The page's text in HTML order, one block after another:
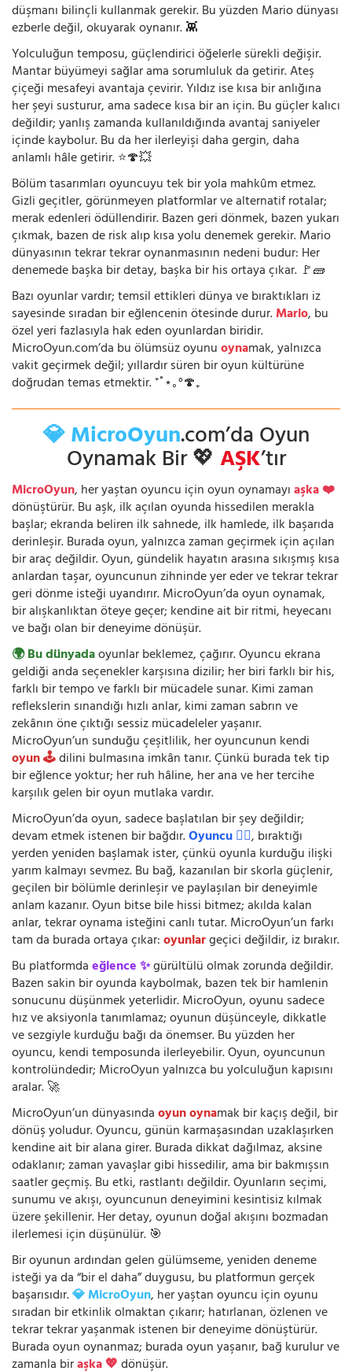
düşmanı bilinçli kullanmak gerekir. Bu yüzden Mario dünyası
ezberle değil, okuyarak oynanır. 👾
Yolculuğun temposu, güçlendirici öğelerle sürekli değişir.
Mantar büyümeyi sağlar ama sorumluluk da getirir. Ateş
çiçeği mesafeyi avantaja çevirir. Yıldız ise kısa bir anlığına
her şeyi susturur, ama sadece kısa bir an için. Bu güçler kalıcı
değildir; yanlış zamanda kullanıldığında avantaj saniyeler
içinde kaybolur. Bu da her ilerleyişi daha gergin, daha
anlamlı hâle getirir. ⭐🍄💥
Bölüm tasarımları oyuncuyu tek bir yola mahkûm etmez.
Gizli geçitler, görünmeyen platformlar ve alternatif rotalar;
merak edenleri ödüllendirir. Bazen geri dönmek, bazen yukarı
çıkmak, bazen de risk alıp kısa yolu denemek gerekir. Mario
dünyasının tekrar tekrar oynanmasının nedeni budur: Her
denemede başka bir detay, başka bir his ortaya çıkar. 🚩🧱
Bazı oyunlar vardır; temsil ettikleri dünya ve bıraktıkları iz
sayesinde sıradan bir eğlencenin ötesinde durur.Mario, bu
özel yeri fazlasıyla hak eden oyunlardan biridir.
MicroOyun.com’da bu ölümsüz oyunuoynamak, yalnızca
vakit geçirmek değil; yıllardır süren bir oyun kültürüne
doğrudan temas etmektir. ⁺˚⋆｡°🍄₊
💎 MicroOyun.com’da Oyun
Oynamak Bir 💖AŞK’tır
MicroOyun, her yaştan oyuncu için oyun oynamayıaşka ❤️
dönüştürür. Bu aşk, ilk açılan oyunda hissedilen merakla
başlar; ekranda beliren ilk sahnede, ilk hamlede, ilk başarıda
derinleşir. Burada oyun, yalnızca zaman geçirmek için açılan
bir araç değildir. Oyun, gündelik hayatın arasına sıkışmış kısa
anlardan taşar, oyuncunun zihninde yer eder ve tekrar tekrar
geri dönme isteği uyandırır. MicroOyun’da oyun oynamak,
bir alışkanlıktan öteye geçer; kendine ait bir ritmi, heyecanı
ve bağı olan bir deneyime dönüşür.
🌍 Bu dünyadaoyunlar beklemez, çağırır. Oyuncu ekrana
geldiği anda seçenekler karşısına dizilir; her biri farklı bir his,
farklı bir tempo ve farklı bir mücadele sunar. Kimi zaman
reflekslerin sınandığı hızlı anlar, kimi zaman sabrın ve
zekânın öne çıktığı sessiz mücadeleler yaşanır.
MicroOyun’un sunduğu çeşitlilik, her oyuncunun kendi
oyun 🕹️dilini bulmasına imkân tanır. Çünkü burada tek tip
bir eğlence yoktur; her ruh hâline, her ana ve her tercihe
karşılık gelen bir oyun mutlaka vardır.
MicroOyun’da oyun, sadece başlatılan bir şey değildir;
devam etmek istenen bir bağdır.Oyuncu 🧍‍♂️, bıraktığı
yerden yeniden başlamak ister, çünkü oyunla kurduğu ilişki
yarım kalmayı sevmez. Bu bağ, kazanılan bir skorla güçlenir,
geçilen bir bölümle derinleşir ve paylaşılan bir deneyimle
anlam kazanır. Oyun bitse bile hissi bitmez; akılda kalan
anlar, tekrar oynama isteğini canlı tutar. MicroOyun’un farkı
tam da burada ortaya çıkar:oyunlargeçici değildir, iz bırakır.
Bu platformdaeğlence ✨gürültülü olmak zorunda değildir.
Bazen sakin bir oyunda kaybolmak, bazen tek bir hamlenin
sonucunu düşünmek yeterlidir. MicroOyun, oyunu sadece
hız ve aksiyonla tanımlamaz; oyunun düşünceyle, dikkatle
ve sezgiyle kurduğu bağı da önemser. Bu yüzden her
oyuncu, kendi temposunda ilerleyebilir. Oyun, oyuncunun
kontrolündedir; MicroOyun yalnızca bu yolculuğun kapısını
aralar. 🚀
MicroOyun’un dünyasındaoyun oynamak bir kaçış değil, bir
dönüş yoludur. Oyuncu, günün karmaşasından uzaklaşırken
kendine ait bir alana girer. Burada dikkat dağılmaz, aksine
odaklanır; zaman yavaşlar gibi hissedilir, ama bir bakmışsın
saatler geçmiş. Bu etki, rastlantı değildir. Oyunların seçimi,
sunumu ve akışı, oyuncunun deneyimini kesintisiz kılmak
üzere şekillenir. Her detay, oyunun doğal akışını bozmadan
ilerlemesi için düşünülür. 🎯
Bir oyunun ardından gelen gülümseme, yeniden deneme
isteği ya da “bir el daha” duygusu, bu platformun gerçek
başarısıdır.💎 MicroOyun, her yaştan oyuncu için oyunu
sıradan bir etkinlik olmaktan çıkarır; hatırlanan, özlenen ve
tekrar tekrar yaşanmak istenen bir deneyime dönüştürür.
Burada oyun oynanmaz; burada oyun yaşanır, bağ kurulur ve
zamanla biraşka 💖dönüşür.